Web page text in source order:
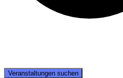
Veranstaltungen suchen